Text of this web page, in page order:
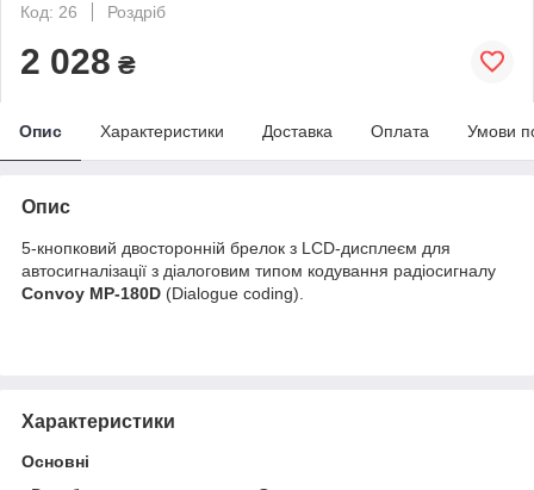
Код: 26
Роздріб
2 028 ₴
Опис Характеристики Доставка Оплата Умови
Опис
5-кнопковий двосторонній брелок з LCD-дисплеєм для
автосигналізації з діалоговим типом кодування радіосигналу
Convoy MP-180D (Dialogue coding).
Характеристики
Основні